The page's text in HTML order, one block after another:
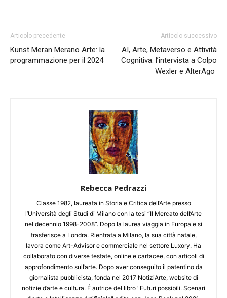
Articolo precedente
Kunst Meran Merano Arte: la
programmazione per il 2024
Articolo successivo
AI, Arte, Metaverso e Attività
Cognitiva: l’intervista a Colpo
Wexler e AlterAgo
Rebecca Pedrazzi
Classe 1982, laureata in Storia e Critica dell’Arte presso
l’Università degli Studi di Milano con la tesi “Il Mercato dell’Arte
nel decennio 1998-2008”. Dopo la laurea viaggia in Europa e si
trasferisce a Londra. Rientrata a Milano, la sua città natale,
lavora come Art-Advisor e commerciale nel settore Luxory. Ha
collaborato con diverse testate, online e cartacee, con articoli di
approfondimento sull’arte. Dopo aver conseguito il patentino da
giornalista pubblicista, fonda nel 2017 NotiziArte, website di
notizie d’arte e cultura. É autrice del libro "Futuri possibili. Scenari